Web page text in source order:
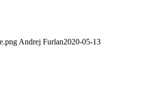
Andrej Furlan2020-05-13